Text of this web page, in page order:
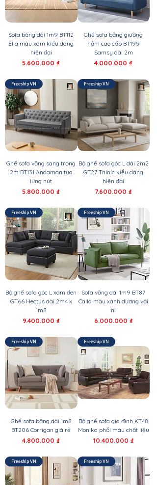
Sofa băng dài 1m9 BT112
Elia màu xám kiểu dáng
hiện đại
Giá
5.600.000 ₫
Ghế sofa băng giường
nằm cao cấp BT199
Samsy dài 2m
Giá
4.000.000 ₫
Freeship VN
Ghế sofa văng sang trọng
2m BT131 Andaman tựa
lưng nút
Giá
5.800.000 ₫
Freeship VN
Bộ ghế sofa góc L dài 2m2
GT27 Thinic kiểu dáng
hiện đại
Giá
7.600.000 ₫
Freeship VN
Bộ ghế sofa góc L xám đen
GT66 Hectus dài 2m4 x
1m8
Giá
9.400.000 ₫
Freeship VN
Sofa văng dài 1m9 BT87
Calla màu xanh dương vải
nỉ
Giá
6.000.000 ₫
Freeship VN
Ghế sofa băng dài 1m8
BT206 Corrigan giá rẻ
Giá
4.800.000 ₫
Freeship VN
Bộ ghế sofa gia đình KT48
Monika phối màu chất liệu
Giá
10.400.000 ₫
Freeship VN Freeship VN